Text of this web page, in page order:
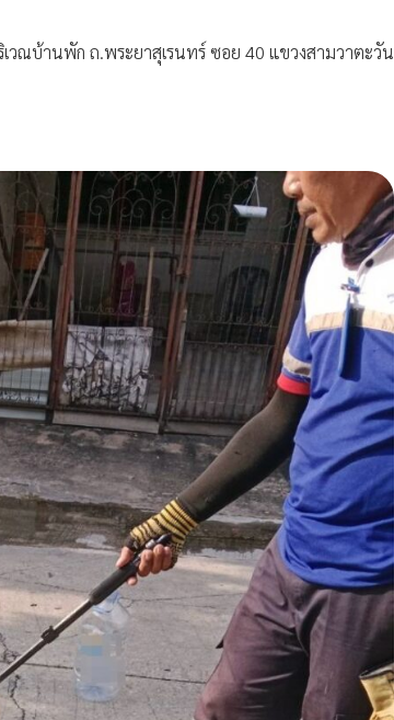
ณบ้านพัก ถ.พระยาสุเรนทร์ ซอย 40 แขวงสามวาตะวัน